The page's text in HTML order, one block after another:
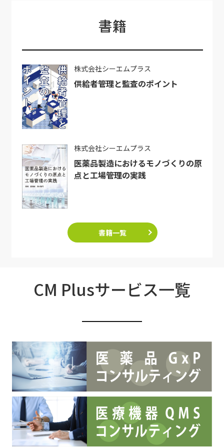
書籍
株式会社シーエムプラス
供給者管理と監査のポイント
株式会社シーエムプラス
医薬品製造におけるモノづくりの原
点と工場管理の実践
書籍一覧
CM Plusサービス一覧